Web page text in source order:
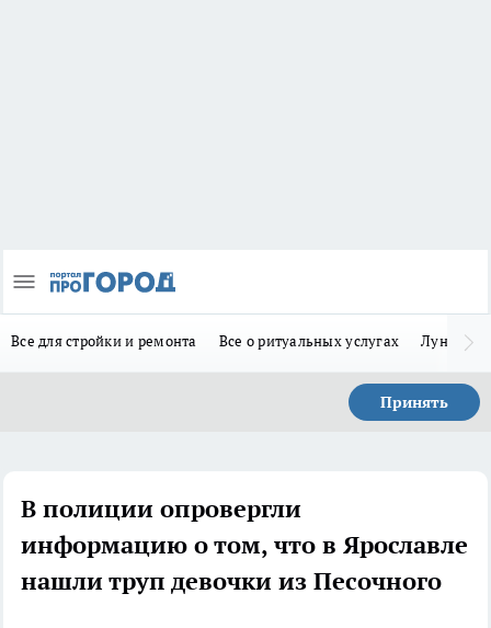
Все для стройки и ремонта Все о ритуальных услугах Лунно-
Принять
В полиции опровергли
информацию о том, что в Ярославле
нашли труп девочки из Песочного